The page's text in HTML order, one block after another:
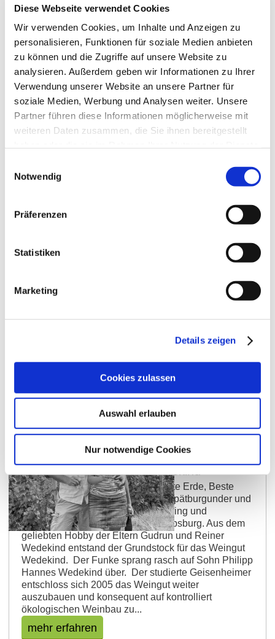
Diese Webseite verwendet Cookies
Wir verwenden Cookies, um Inhalte und Anzeigen zu
personalisieren, Funktionen für soziale Medien anbieten
zu können und die Zugriffe auf unsere Website zu
analysieren. Außerdem geben wir Informationen zu Ihrer
Verwendung unserer Website an unsere Partner für
soziale Medien, Werbung und Analysen weiter. Unsere
Partner führen diese Informationen möglicherweise mit
weiteren Daten zusammen, die Sie ihnen bereitgestellt
Notwendig
Präferenzen
Statistiken
Marketing
Details zeigen
Cookies zulassen
Auswahl erlauben
Nur notwendige Cookies
ausgezeichneten Weine, auch bei Wanderern und
Naturgenießern wird unsere Region immer beliebter.
Natur, Regionalität und Heimatliebe, der Woi (Wein)
verkörpert Lebensfreude, Kultur und Genuss. 2020
Frank Liebchen Hiwwel und Woi miteinander vereint.
Der Hiwwelwoi entstand und spiegelt Rheinhessens
mehr erfahren
Weingut Wedekind im Aufwind: Rote Erde, Beste
Lagen und viel Grün für Riesling, Spätburgunder und
PIWI Es begann mit 1 Hektar Riesling und
Spätburgunder in Nierstein-Schwabsburg. Aus dem
geliebten Hobby der Eltern Gudrun und Reiner
Wedekind entstand der Grundstock für das Weingut
Wedekind. Der Funke sprang rasch auf Sohn Philipp
Hannes Wedekind über. Der studierte Geisenheimer
entschloss sich 2005 das Weingut weiter
auszubauen und konsequent auf kontrolliert
ökologischen Weinbau zu...
mehr erfahren